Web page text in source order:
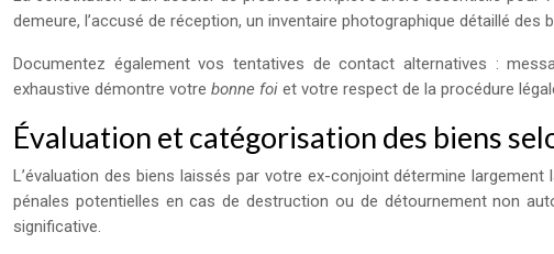
demeure, l’accusé de réception, un inventaire photographique détaillé
Documentez également vos tentatives de contact alternatives :
exhaustive démontre votre bonne foi et votre respect de la procédure
Évaluation et catégorisation des biens
L’évaluation des biens laissés par votre ex-conjoint détermine
pénales potentielles en cas de destruction ou de détournement non
significative.